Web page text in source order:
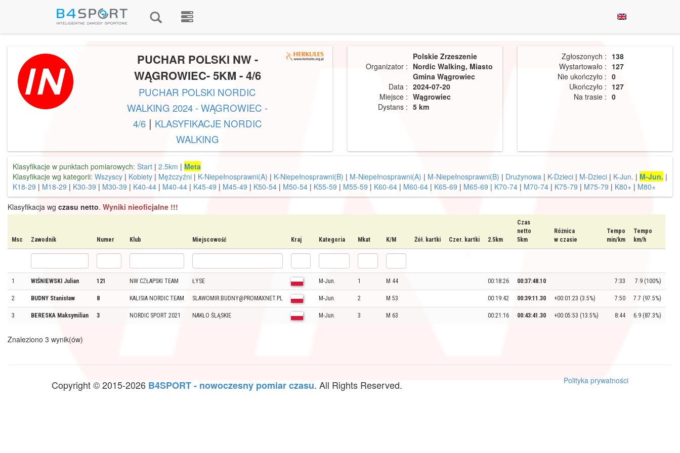
PUCHAR POLSKI NW -
WĄGROWIEC- 5KM - 4/6
PUCHAR POLSKI NORDIC
WALKING 2024 - WĄGROWIEC -
4/6| KLASYFIKACJE NORDIC
WALKING
Organizator :
Polskie Zrzeszenie
Nordic Walking, Miasto
Gmina Wągrowiec
Data : 2024-07-20
Miejsce : Wągrowiec
Dystans : 5 km
Zgłoszonych : 138
Wystartowało : 127
Nie ukończyło : 0
Ukończyło : 127
Na trasie : 0
Klasyfikacje w punktach pomiarowych: Start | 2.5km | Meta
Klasyfikacje wg kategorii: Wszyscy | Kobiety | Mężczyźni | K-Niepełnosprawni(A) | K-Niepełnosprawni(B) | M-Niepełnosprawni(A) | M-Niepełnosprawni(B) | Drużynowa | K-Dzieci | M-Dzieci | K-Jun. | M-Jun. |
K18-29 | M18-29 | K30-39 | M30-39 | K40-44 | M40-44 | K45-49 | M45-49 | K50-54 | M50-54 | K55-59 | M55-59 | K60-64 | M60-64 | K65-69 | M65-69 | K70-74 | M70-74 | K75-79 | M75-79 | K80+ | M80+
Klasyfikacja wg czasu netto. Wyniki nieoficjalne !!!
Msc Zawodnik Numer Klub Miejscowość Kraj Kategoria Mkat K/M Żół. kartki Czer. kartki 2.5km
Czas
netto
5km
Różnica
w czasie
Tempo
min/km
Tempo
km/h
1 WIŚNIEWSKI Julian 121 NW CZŁAPSKI TEAM ŁYSE M-Jun. 1 M 44 00:18:26 00:37:48.10 7:33 7.9 (100%)
2 BUDNY Stanisław 8 KALISIA NORDIC TEAM SLAWOMIR.BUDNY@PROMAXNET.PL M-Jun. 2 M 53 00:19:42 00:39:11.30 +00:01:23 (3.5%) 7:50 7.7 (97.5%)
3 BERESKA Maksymilian 3 NORDIC SPORT 2021 NAKŁO ŚLĄSKIE M-Jun. 3 M 63 00:21:16 00:43:41.30 +00:05:53 (13.5%) 8:44 6.9 (87.3%)
Znaleziono 3 wynik(ów)
Copyright © 2015-2026 B4SPORT - nowoczesny pomiar czasu. All Rights Reserved. Polityka prywatności